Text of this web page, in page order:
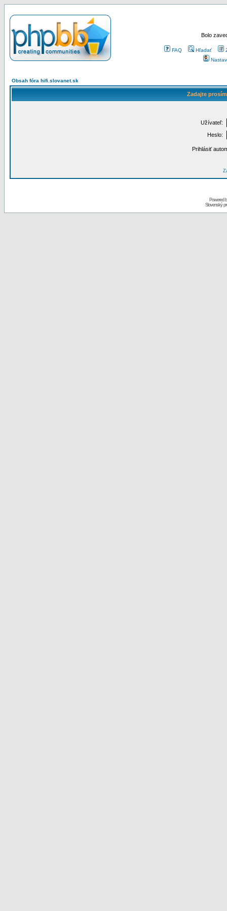
Bolo
FAQ Hľadať
Obsah fóra hifi.slovanet.sk
Zadajte
Užívateľ:
Heslo:
Prihlásiť
Powered
Slovenský